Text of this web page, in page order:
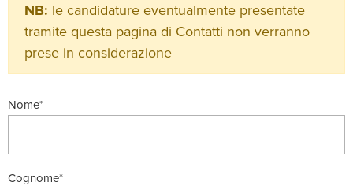
NB: le candidature eventualmente presentate
tramite questa pagina di Contatti non verranno
prese in considerazione
Nome*
Cognome*